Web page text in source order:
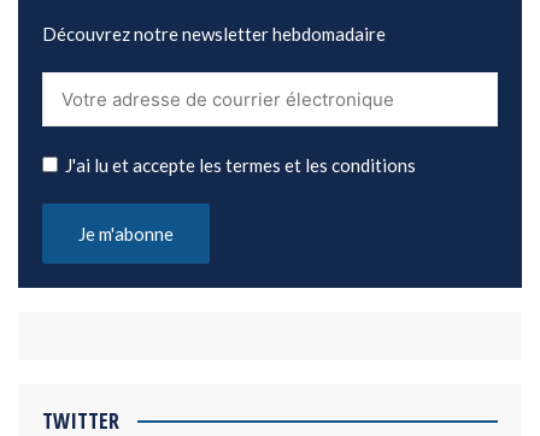
Découvrez notre newsletter hebdomadaire
J'ai lu et accepte les termes et les conditions
TWITTER